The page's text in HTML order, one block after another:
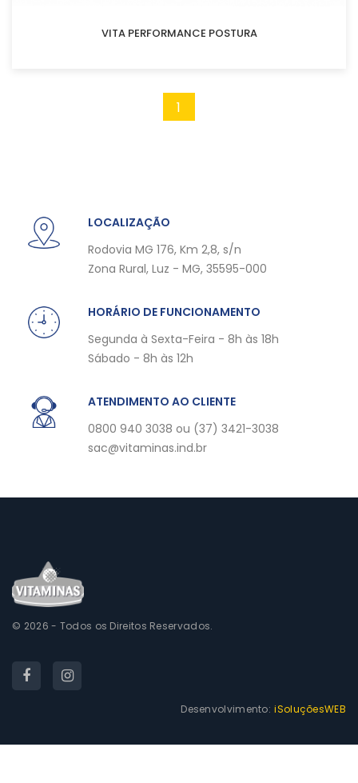
VITA PERFORMANCE POSTURA
1
LOCALIZAÇÃO
Rodovia MG 176, Km 2,8, s/n
Zona Rural, Luz - MG, 35595-000
HORÁRIO DE FUNCIONAMENTO
Segunda à Sexta-Feira - 8h às 18h
Sábado - 8h às 12h
ATENDIMENTO AO CLIENTE
0800 940 3038 ou (37) 3421-3038
sac@vitaminas.ind.br
© 2026 - Todos os Direitos Reservados.
Desenvolvimento:iSoluçõesWEB